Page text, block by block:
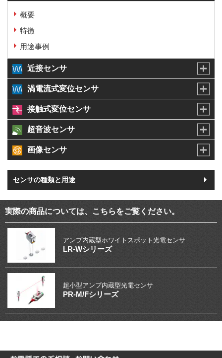
概要
特徴
用途事例
近接センサ
渦電流式変位センサ
接触式変位センサ
超音波センサ
画像センサ
センサの種類と用途
実際の商品については、こちらをご覧ください。
アンプ内蔵型ホワイト スポット光電センサ
LR-Wシリーズ
超小型アンプ内蔵型光電センサ
PR-M/Fシリーズ